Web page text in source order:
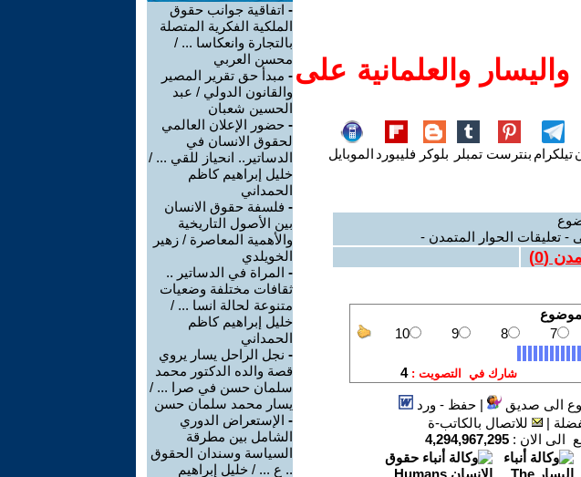
والعلمانية على
تيلكرام بنترست تمبلر بلوكر فليبورد الموبايل
- تعليقات الحوار المتمدن -
(
0
)
الى صديق |حفظ - ورد
|
للاتصال بالكاتب-ة
الى الان : 4,294,967,295
- اتفاقية جوانب حقوق
الملكية الفكرية المتصلة
بالتجارة وانعكاسا ... /
محسن العربي
- مبدأ حق تقرير المصير
والقانون الدولي / عبد
الحسين شعبان
- حضور الإعلان العالمي
لحقوق الانسان في
الدساتير.. انحياز للقي ... /
خليل إبراهيم كاظم
الحمداني
- فلسفة حقوق الانسان
بين الأصول التاريخية
والأهمية المعاصرة / زهير
الخويلدي
- المراة في الدساتير ..
ثقافات مختلفة وضعيات
متنوعة لحالة انسا ... /
خليل إبراهيم كاظم
الحمداني
- نجل الراحل يسار يروي
قصة والده الدكتور محمد
سلمان حسن في صرا ... /
يسار محمد سلمان حسن
- الإستعراض الدوري
الشامل بين مطرقة
السياسة وسندان الحقوق
.. ع ... / خليل إبراهيم